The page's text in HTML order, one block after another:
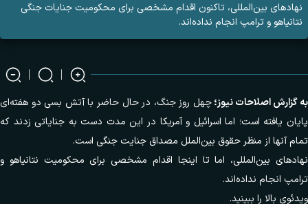
نهاد‌های بین‌المللی، تاکنون اقدام مشخصی برای محکومیت جنایات جنگی
نتانیاهو و ترامپ انجام نداده‌اند.
به گزارشاصلاحات نیوز؛چهل روز جنگ، در حال حاضر با آتش بسی دو هفته‌ای
پایان یافته است؛ اما اسرائیل و آمریکا در این مدت دست به جنایاتی زدند که
تمام آنها از منظر حقوق بین‌الملل مصداق جنایت جنگی است.
نهاد‌های بین‌المللی، اما تا اینجا اقدام مشخصی برای محکومیت نتانیاهو و
ترامپ انجام نداده‌اند.
ویدئوی بالا را ببینید.